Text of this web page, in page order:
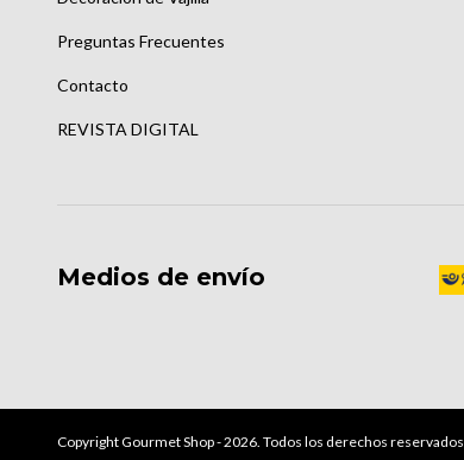
Preguntas Frecuentes
Contacto
REVISTA DIGITAL
Medios de envío
Copyright Gourmet Shop - 2026. Todos los derechos reservados.